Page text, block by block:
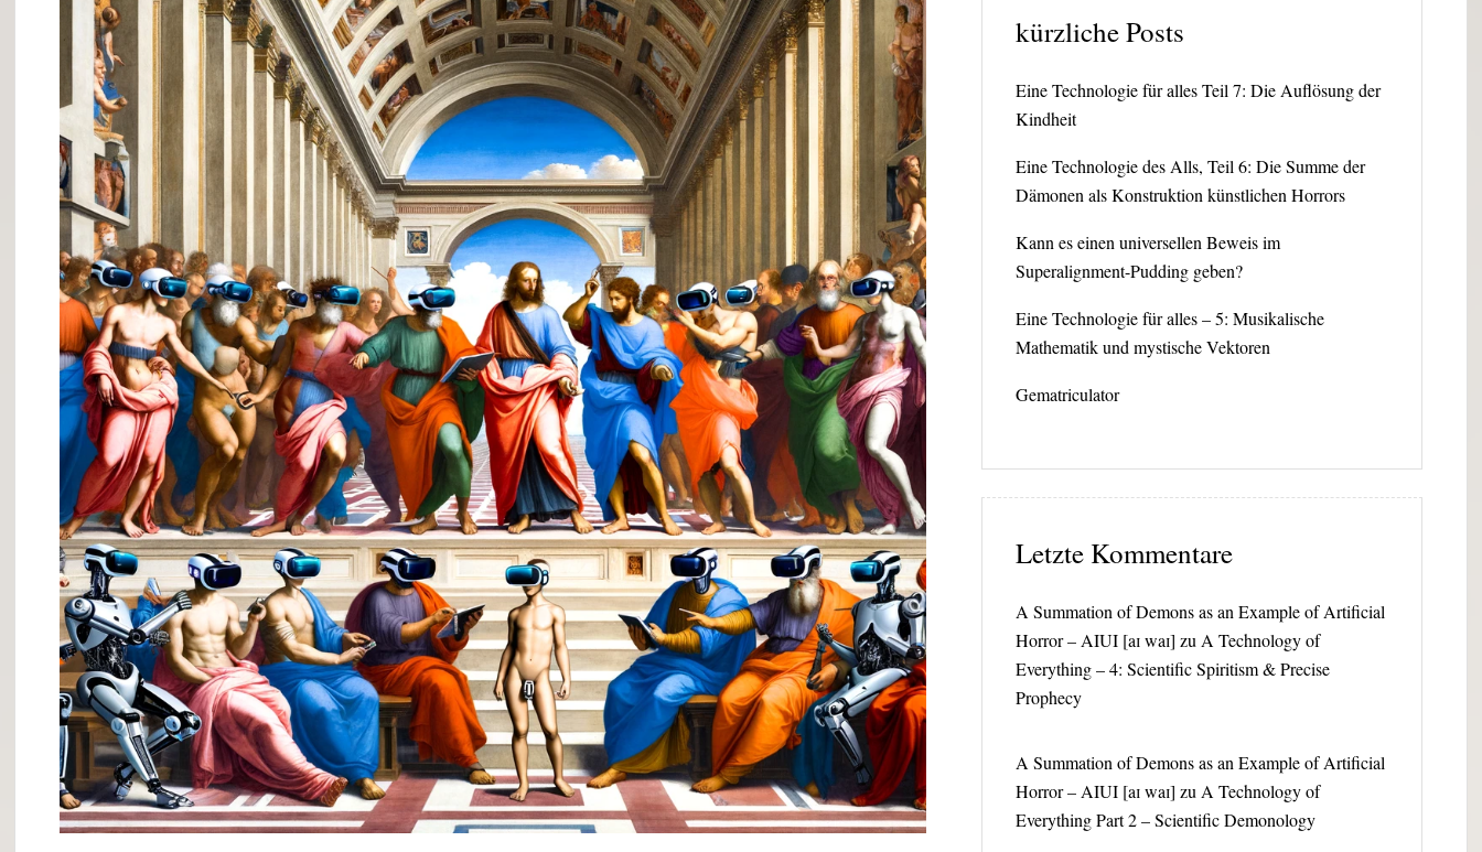
kürzliche Posts
Eine Technologie für alles Teil 7: Die Auflösung der
Kindheit
Eine Technologie des Alls, Teil 6: Die Summe der
Dämonen als Konstruktion künstlichen Horrors
Kann es einen universellen Beweis im
Superalignment-Pudding geben?
Eine Technologie für alles – 5: Musikalische
Mathematik und mystische Vektoren
Gematriculator
Letzte Kommentare
A Summation of Demons as an Example of Artificial
Horror – AIUI [aɪ waɪ] zu A Technology of
Everything – 4: Scientific Spiritism & Precise
Prophecy
A Summation of Demons as an Example of Artificial
Horror – AIUI [aɪ waɪ] zu A Technology of
Everything Part 2 – Scientific Demonology